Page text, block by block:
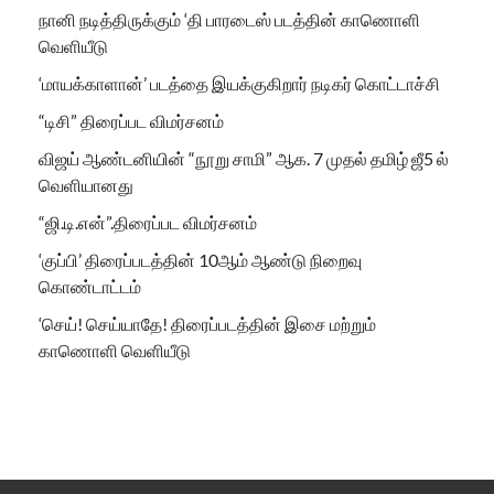
நானி நடித்திருக்கும் ‘தி பாரடைஸ் படத்தின் காணொளி
வெளியீடு
‘மாயக்காளான்’ படத்தை இயக்குகிறார் நடிகர் கொட்டாச்சி
“டிசி” திரைப்பட விமர்சனம்
விஜய் ஆண்டனியின் “நூறு சாமி” ஆக. 7 முதல் தமிழ் ஜீ5 ல்
வெளியானது
“ஜி.டி.என்”.திரைப்பட விமர்சனம்
‘குப்பி’ திரைப்படத்தின் 10ஆம் ஆண்டு நிறைவு
கொண்டாட்டம்
‘செய்! செய்யாதே! திரைப்படத்தின் இசை மற்றும்
காணொளி வெளியீடு